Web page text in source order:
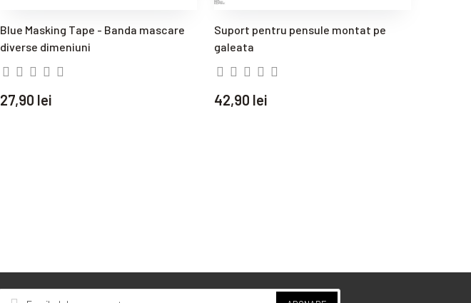
Blue Masking Tape - Banda mascare
diverse dimeniuni
27,90 lei
Suport pentru pensule montat pe
galeata
42,90 lei